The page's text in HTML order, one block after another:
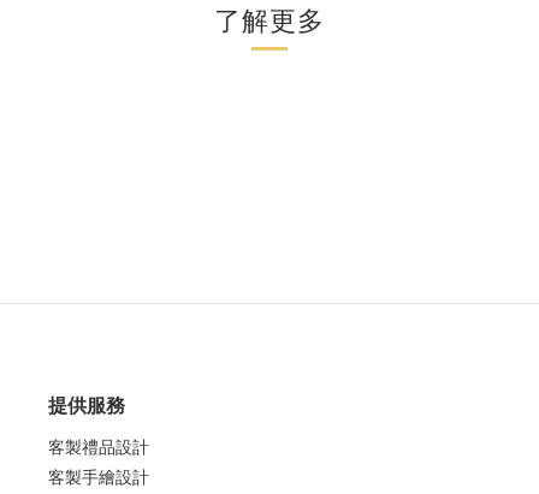
了解更多
提供服務
客製禮品設計
客製手繪設計